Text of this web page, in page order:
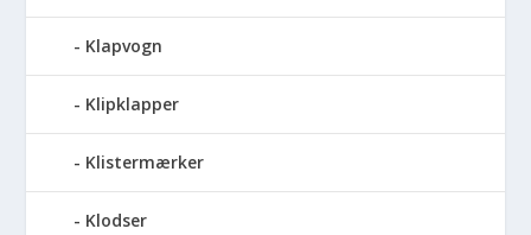
Klapvogn
Klipklapper
Klistermærker
Klodser